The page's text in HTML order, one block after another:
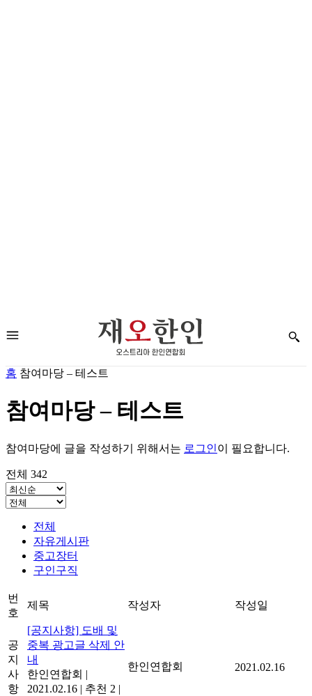
홈 참여마당 – 테스트
참여마당 – 테스트
참여마당에 글을 작성하기 위해서는 로그인이 필요합니다.
전체 342
전체
자유게시판
중고장터
구인구직
번
호
제목 작성자 작성일
공
지
사
항
[공지사항] 도배 및
중복 광고글 삭제 안
내
한인연합회 |
2021.02.16 | 추천 2 |
한인연합회 2021.02.16